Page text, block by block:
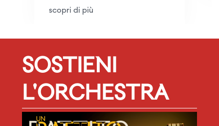
scopri di più
SOSTIENI
L'ORCHESTRA